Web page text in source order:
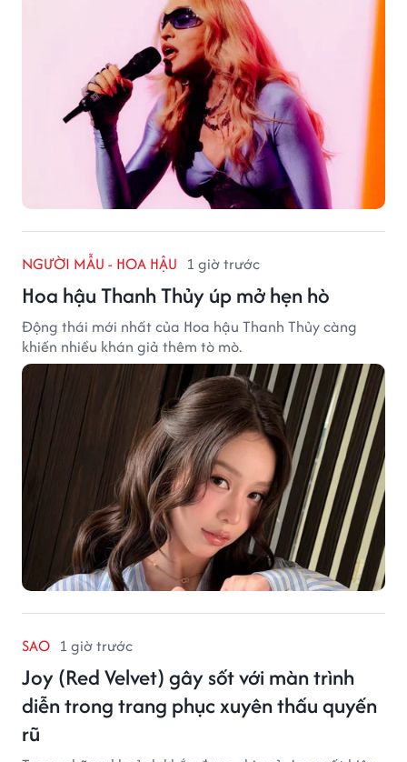
NGƯỜI MẪU - HOA HẬU 1 giờ trước
Hoa hậu Thanh Thủy úp mở hẹn hò
Động thái mới nhất của Hoa hậu Thanh Thủy càng
khiến nhiều khán giả thêm tò mò.
SAO 1 giờ trước
Joy (Red Velvet) gây sốt với màn trình
diễn trong trang phục xuyên thấu quyến
rũ